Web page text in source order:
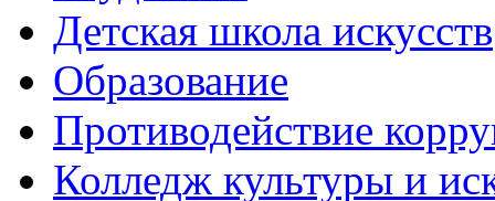
Детская школа искусств
Образование
Противодействие
Колледж культуры и